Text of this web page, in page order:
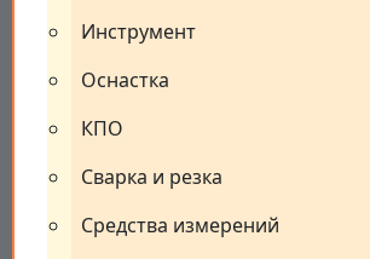
Инструмент
Оснастка
КПО
Сварка и резка
Средства измерений